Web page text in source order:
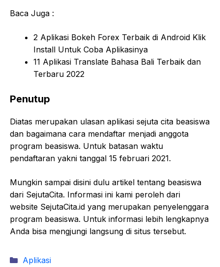
Baca Juga :
2 Aplikasi Bokeh Forex Terbaik di Android Klik
Install Untuk Coba Aplikasinya
11 Aplikasi Translate Bahasa Bali Terbaik dan
Terbaru 2022
Penutup
Diatas merupakan ulasan aplikasi sejuta cita beasiswa
dan bagaimana cara mendaftar menjadi anggota
program beasiswa. Untuk batasan waktu
pendaftaran yakni tanggal 15 februari 2021.
Mungkin sampai disini dulu artikel tentang beasiswa
dari SejutaCita. Informasi ini kami peroleh dari
website SejutaCita.id yang merupakan penyelenggara
program beasiswa. Untuk informasi lebih lengkapnya
Anda bisa mengjungi langsung di situs tersebut.
Kategori
Aplikasi